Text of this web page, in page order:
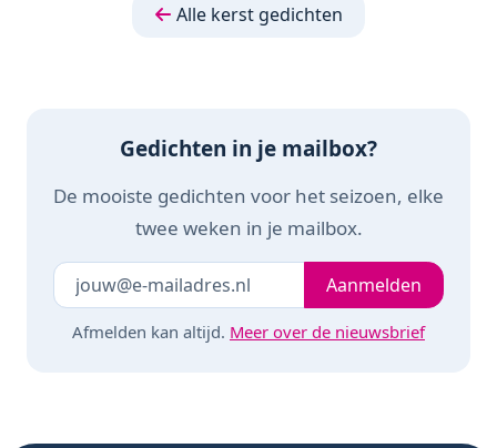
Alle kerst gedichten
Gedichten in je mailbox?
De mooiste gedichten voor het seizoen, elke
twee weken in je mailbox.
Laat dit veld leeg Je e-mailadresAanmelden
Afmelden kan altijd. Meer over de nieuwsbrief